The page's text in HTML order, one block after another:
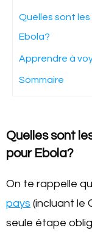
Quelles sont
Ebola?
Apprendre à
Sommaire
Quelles sont
pour Ebola?
On te rappelle
pays (incluant le
seule étape